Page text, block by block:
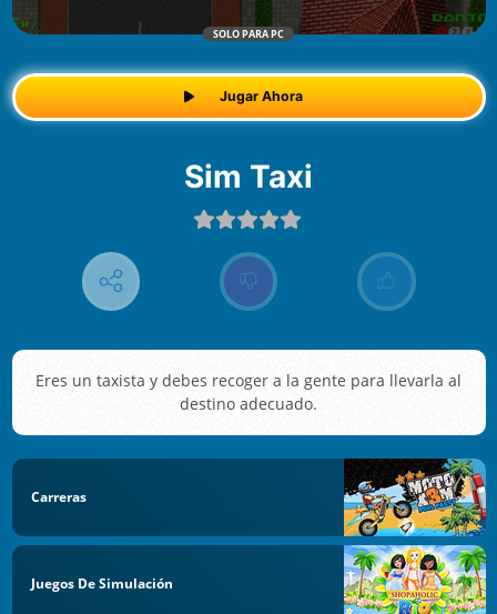
SOLO PARA PC
Jugar Ahora
Sim Taxi
Eres un taxista y debes recoger a la gente para llevarla al
destino adecuado.
Carreras
Juegos De Simulación